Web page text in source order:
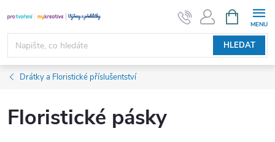
na
obsah
HLEDAT
NÁKUPNÍ
KOŠÍK
Drátky a Floristické příslušentství
Floristické pásky